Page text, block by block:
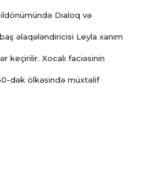
ildönümündə Dialoq və
əlaqələndiricisi Leyla xanım
keçirilir. Xocalı faciəsinin
dək ölkəsində müxtəlif